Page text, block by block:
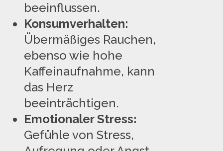
beeinflussen.
Konsumverhalten:
Übermäßiges Rauchen,
ebenso wie hohe
Kaffeinaufnahme, kann
das Herz
beeinträchtigen.
Emotionaler Stress:
Gefühle von Stress,